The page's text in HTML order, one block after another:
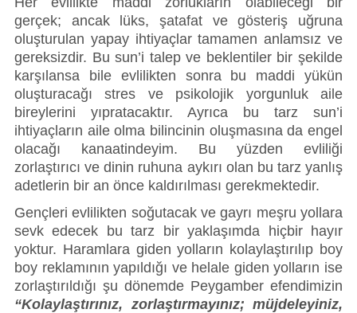
gerçek; ancak lüks, şatafat ve gösteriş uğruna
oluşturulan yapay ihtiyaçlar tamamen anlamsız ve
gereksizdir. Bu sun’i talep ve beklentiler bir şekilde
karşılansa bile evlilikten sonra bu maddi yükün
oluşturacağı stres ve psikolojik yorgunluk aile
bireylerini yıpratacaktır. Ayrıca bu tarz sun’i
ihtiyaçların aile olma bilincinin oluşmasına da engel
olacağı kanaatindeyim. Bu yüzden evliliği
zorlaştırıcı ve dinin ruhuna aykırı olan bu tarz yanlış
adetlerin bir an önce kaldırılması gerekmektedir.
Gençleri evlilikten soğutacak ve gayrı meşru yollara
sevk edecek bu tarz bir yaklaşımda hiçbir hayır
yoktur. Haramlara giden yolların kolaylaştırılıp boy
boy reklamının yapıldığı ve helale giden yolların ise
“Kolaylaştırınız, zorlaştırmayınız; müjdeleyiniz,